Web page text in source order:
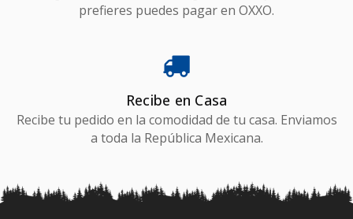
prefieres puedes pagar en OXXO.
Recibe en Casa
Recibe tu pedido en la comodidad de tu casa. Enviamos
a toda la República Mexicana.